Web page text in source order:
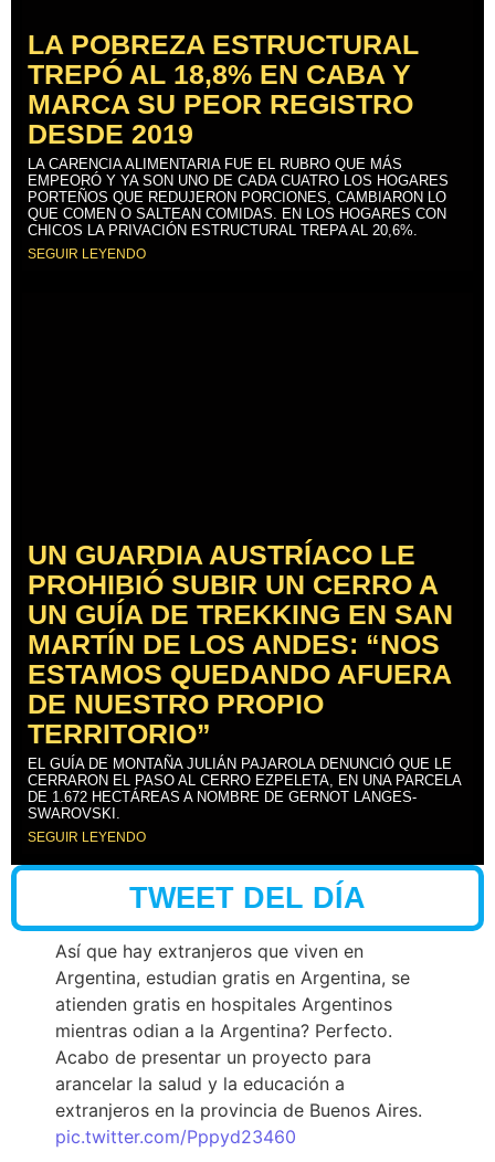
LA POBREZA ESTRUCTURAL
TREPÓ AL 18,8% EN CABA Y
MARCA SU PEOR REGISTRO
DESDE 2019
LA CARENCIA ALIMENTARIA FUE EL RUBRO QUE MÁS
EMPEORÓ Y YA SON UNO DE CADA CUATRO LOS HOGARES
PORTEÑOS QUE REDUJERON PORCIONES, CAMBIARON LO
QUE COMEN O SALTEAN COMIDAS. EN LOS HOGARES CON
CHICOS LA PRIVACIÓN ESTRUCTURAL TREPA AL 20,6%.
SEGUIR LEYENDO
UN GUARDIA AUSTRÍACO LE
PROHIBIÓ SUBIR UN CERRO A
UN GUÍA DE TREKKING EN SAN
MARTÍN DE LOS ANDES: “NOS
ESTAMOS QUEDANDO AFUERA
DE NUESTRO PROPIO
TERRITORIO”
EL GUÍA DE MONTAÑA JULIÁN PAJAROLA DENUNCIÓ QUE LE
CERRARON EL PASO AL CERRO EZPELETA, EN UNA PARCELA
DE 1.672 HECTÁREAS A NOMBRE DE GERNOT LANGES-
SWAROVSKI.
SEGUIR LEYENDO
TWEET DEL DÍA
Así que hay extranjeros que viven en
Argentina, estudian gratis en Argentina, se
atienden gratis en hospitales Argentinos
mientras odian a la Argentina? Perfecto.
Acabo de presentar un proyecto para
arancelar la salud y la educación a
extranjeros en la provincia de Buenos Aires.
pic.twitter.com/Pppyd23460